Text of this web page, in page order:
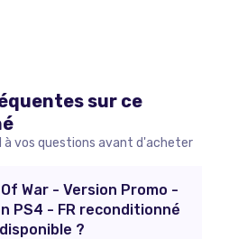
sur ce
à vos questions avant d'acheter
War - Version Promo -
PS4 - FR reconditionné
?